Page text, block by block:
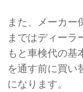
また、メーカー
まではディーラ
もと車検代の基
を通す前に買い
になります。